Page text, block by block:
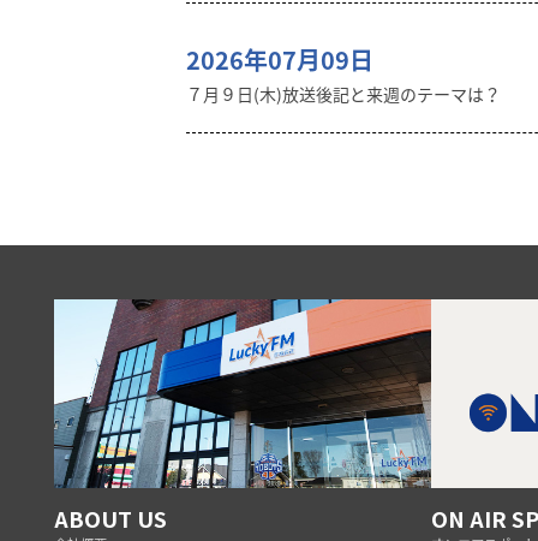
2026年07月09日
７月９日(木)放送後記と来週のテーマは？
ABOUT US ON AIR